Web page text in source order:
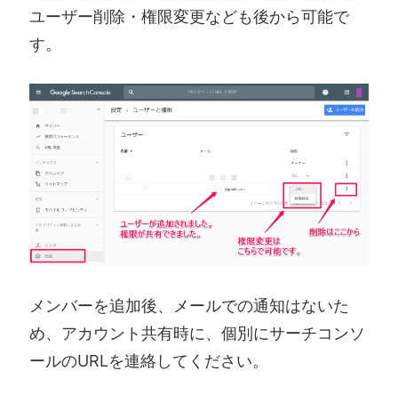
ユーザー削除・権限変更なども後から可能で
す。
メンバーを追加後、メールでの通知はないた
め、アカウント共有時に、個別にサーチコンソ
ールのURLを連絡してください。